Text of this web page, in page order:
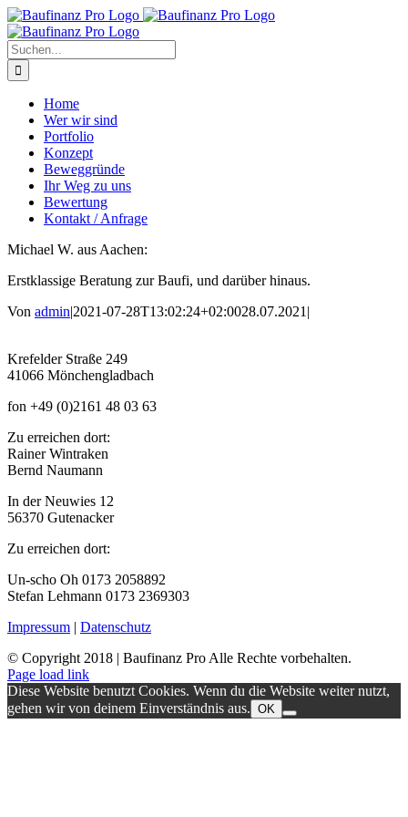
Zum
Inhalt
springen
Suche
nach:
Home
Wer wir sind
Portfolio
Konzept
Beweggründe
Ihr Weg zu uns
Bewertung
Kontakt / Anfrage
Michael W. aus Aachen:
Erstklassige Beratung zur Baufi, und darüber hinaus.
Von admin|2021-07-28T13:02:24+02:0028.07.2021 |
Krefelder Straße 249
41066 Mönchengladbach
fon +49 (0)2161 48 03 63
Zu erreichen dort:
Rainer Wintraken
Bernd Naumann
In der Neuwies 12
56370 Gutenacker
Zu erreichen dort:
Un-scho Oh 0173 2058892
Stefan Lehmann 0173 2369303
Impressum | Datenschutz
© Copyright 2018 | Baufinanz Pro Alle Rechte vorbehalten.
Page load link
Diese Website benutzt Cookies. Wenn du die Website weiter nutzt,
gehen wir von deinem Einverständnis aus. OK